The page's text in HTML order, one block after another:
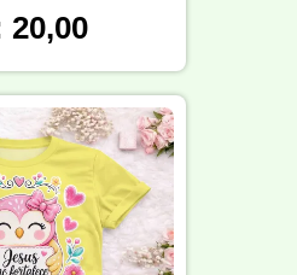
20,00